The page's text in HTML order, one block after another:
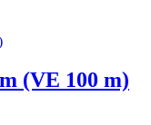
(VE 100 m)